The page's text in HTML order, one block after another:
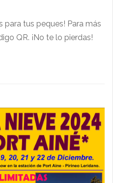
para tus peques! Para más
QR. ¡No te lo pierdas!